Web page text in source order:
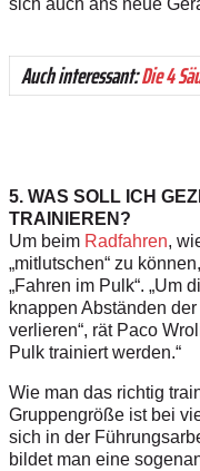
sich auch ans neue
Auch interessant:Die 4
5. WAS SOLL ICH
TRAINIEREN?
Um beim Radfahren,
„mitlutschen“ zu
„Fahren im Pulk“. „Um
knappen Abständen
verlieren“, rät Paco
Pulk trainiert werden.“
Wie man das richtig
Gruppengröße ist bei
sich in der
bildet man eine